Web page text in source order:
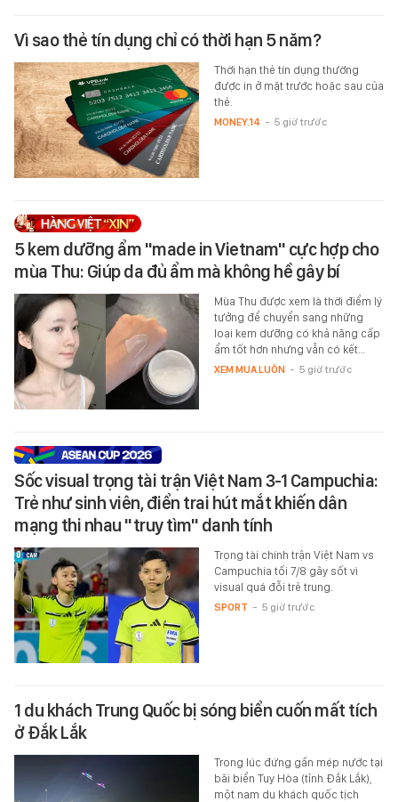
Vì sao thẻ tín dụng chỉ có thời hạn 5 năm?
Thời hạn thẻ tín dụng thường
được in ở mặt trước hoặc sau của
thẻ.
MONEY.14 - 5 giờ trước
5 kem dưỡng ẩm "made in Vietnam" cực hợp cho
mùa Thu: Giúp da đủ ẩm mà không hề gây bí
Mùa Thu được xem là thời điểm lý
tưởng để chuyển sang những
loại kem dưỡng có khả năng cấp
ẩm tốt hơn nhưng vẫn có kết…
XEM MUA LUÔN - 5 giờ trước
Sốc visual trọng tài trận Việt Nam 3-1 Campuchia:
Trẻ như sinh viên, điển trai hút mắt khiến dân
mạng thi nhau "truy tìm" danh tính
Trọng tài chính trận Việt Nam vs
Campuchia tối 7/8 gây sốt vì
visual quá đỗi trẻ trung.
SPORT - 5 giờ trước
1 du khách Trung Quốc bị sóng biển cuốn mất tích
ở Đắk Lắk
Trong lúc đứng gần mép nước tại
bãi biển Tuy Hòa (tỉnh Đắk Lắk),
một nam du khách quốc tịch